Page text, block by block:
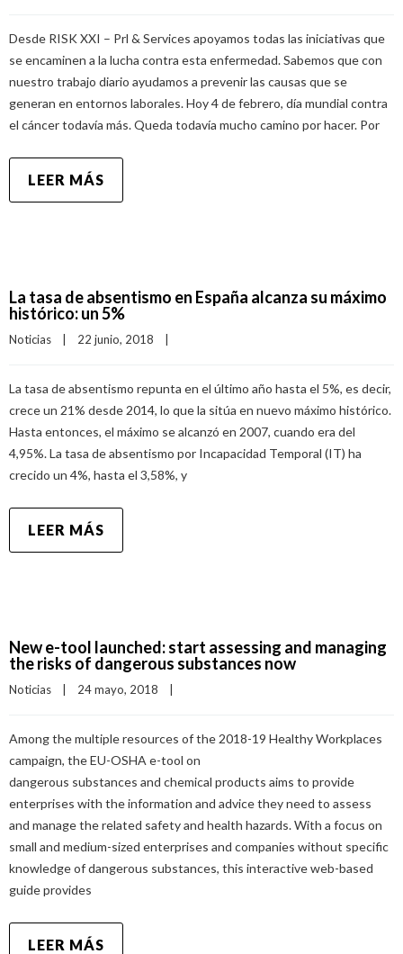
Desde RISK XXI – Prl & Services apoyamos todas las iniciativas que
se encaminen a la lucha contra esta enfermedad. Sabemos que con
nuestro trabajo diario ayudamos a prevenir las causas que se
generan en entornos laborales. Hoy 4 de febrero, día mundial contra
el cáncer todavía más. Queda todavía mucho camino por hacer. Por
LEER MÁS
La tasa de absentismo en España alcanza su máximo
histórico: un 5%
Noticias 22 junio, 2018
La tasa de absentismo repunta en el último año hasta el 5%, es decir,
crece un 21% desde 2014, lo que la sitúa en nuevo máximo histórico.
Hasta entonces, el máximo se alcanzó en 2007, cuando era del
4,95%. La tasa de absentismo por Incapacidad Temporal (IT) ha
crecido un 4%, hasta el 3,58%, y
LEER MÁS
New e-tool launched: start assessing and managing
the risks of dangerous substances now
Noticias 24 mayo, 2018
Among the multiple resources of the 2018-19 Healthy Workplaces
campaign, the EU-OSHA e-tool on
dangerous substances and chemical products aims to provide
enterprises with the information and advice they need to assess
and manage the related safety and health hazards. With a focus on
small and medium-sized enterprises and companies without specific
knowledge of dangerous substances, this interactive web-based
guide provides
LEER MÁS